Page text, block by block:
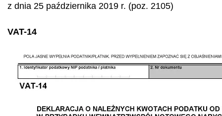
z dnia 25 października 2019 r. (poz. 2105)
VAT-14